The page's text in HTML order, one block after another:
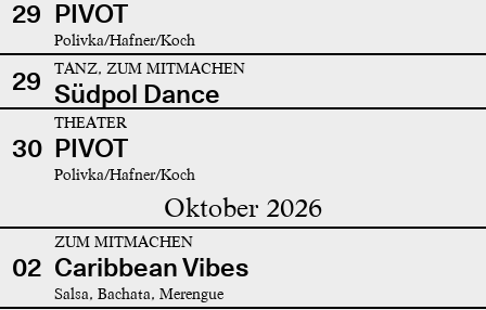
29 PIVOT
Polivka/Hafner/Koch
29 TANZ, ZUM MITMACHEN
Südpol Dance
30
THEATER
PIVOT
Polivka/Hafner/Koch
Oktober 2026
02
ZUM MITMACHEN
Caribbean Vibes
Salsa, Bachata, Merengue